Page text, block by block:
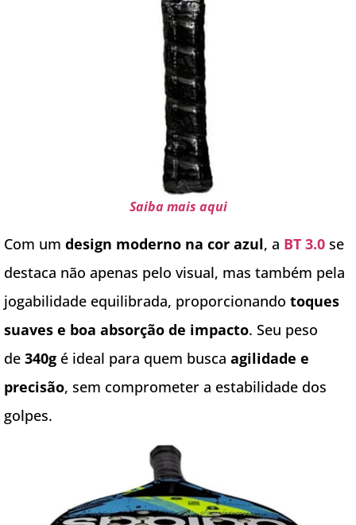
Saiba mais aqui
Com um design moderno na cor azul, a BT 3.0 se
destaca não apenas pelo visual, mas também pela
jogabilidade equilibrada, proporcionando toques
suaves e boa absorção de impacto. Seu peso
de 340g é ideal para quem busca agilidade e
precisão, sem comprometer a estabilidade dos
golpes.